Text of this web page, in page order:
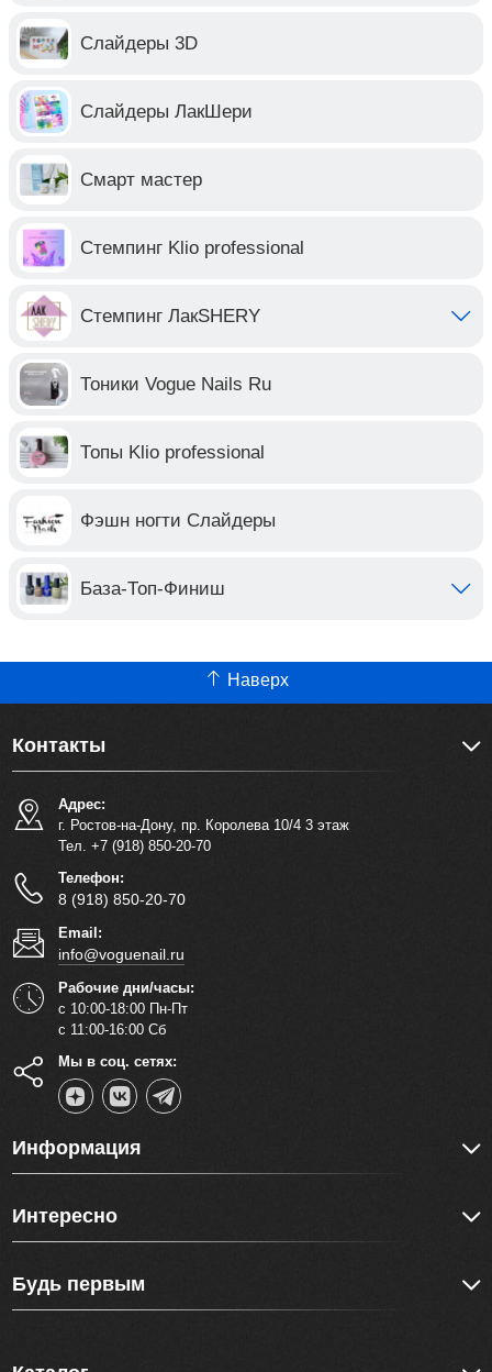
Слайдеры 3D
Слайдеры ЛакШери
Смарт мастер
Стемпинг Klio professional
Стемпинг ЛакSHERY
Тоники Vogue Nails Ru
Топы Klio professional
Фэшн ногти Слайдеры
База-Топ-Финиш
Наверх
Контакты
Адрес:
г. Ростов-на-Дону, пр. Королева 10/4 3 этаж
Тел. +7 (918) 850-20-70
Телефон:
8 (918) 850-20-70
Email:
info@voguenail.ru
Рабочие дни/часы:
с 10:00-18:00 Пн-Пт
с 11:00-16:00 Сб
Мы в соц. сетях:
Информация
Интересно
Будь первым